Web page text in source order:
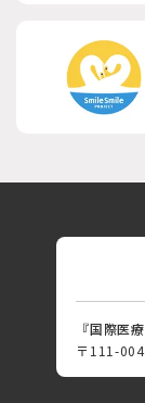
『国際医
〒111-